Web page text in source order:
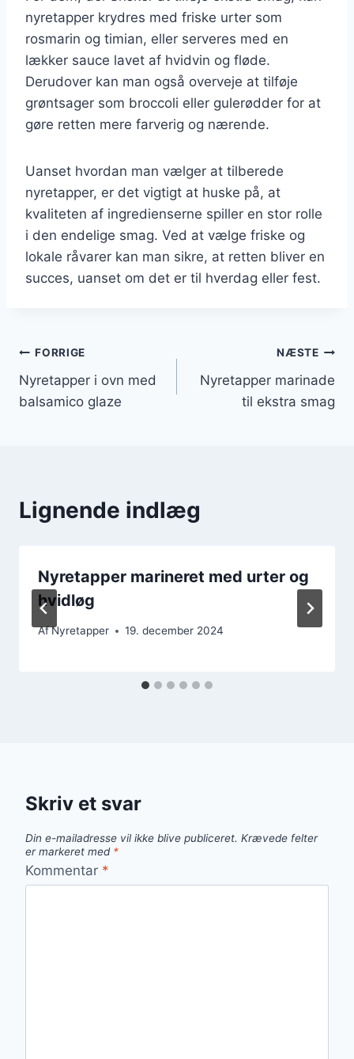
nyretapper krydres med friske urter som
rosmarin og timian, eller serveres med en
lækker sauce lavet af hvidvin og fløde.
Derudover kan man også overveje at tilføje
grøntsager som broccoli eller gulerødder for at
gøre retten mere farverig og nærende.
Uanset hvordan man vælger at tilberede
nyretapper, er det vigtigt at huske på, at
kvaliteten af ingredienserne spiller en stor rolle
i den endelige smag. Ved at vælge friske og
lokale råvarer kan man sikre, at retten bliver en
succes, uanset om det er til hverdag eller fest.
Indlægsnavigation
FORRIGE
Nyretapper i ovn med
balsamico glaze
NÆSTE
Nyretapper marinade
til ekstra smag
Lignende indlæg
Nyretapper marineret med urter og
hvidløg
AfNyretapper 19. december 2024
Skriv et svar
Din e-mailadresse vil ikke blive publiceret. Krævede felter
er markeret med *
Kommentar *